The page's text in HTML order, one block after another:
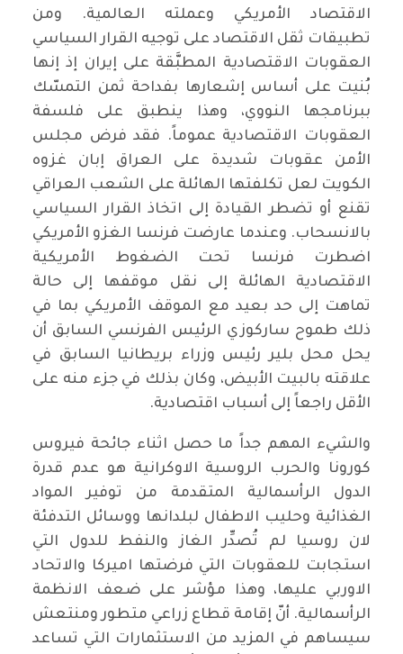
الاقتصاد الأمريكي وعملته العالمية. ومن
تطبيقات ثقل الاقتصاد على توجيه القرار السياسي
العقوبات الاقتصادية المطبَّقة على إيران إذ إنها
بُنيت على أساس إشعارها بفداحة ثمن التمسّك
ببرنامجها النووي، وهذا ينطبق على فلسفة
العقوبات الاقتصادية عموماً. فقد فرض مجلس
الأمن عقوبات شديدة على العراق إبان غزوه
الكويت لعل تكلفتها الهائلة على الشعب العراقي
تقنع أو تضطر القيادة إلى اتخاذ القرار السياسي
بالانسحاب. وعندما عارضت فرنسا الغزو الأمريكي
اضطرت فرنسا تحت الضغوط الأمريكية
الاقتصادية الهائلة إلى نقل موقفها إلى حالة
تماهت إلى حد بعيد مع الموقف الأمريكي بما في
ذلك طموح ساركوزي الرئيس الفرنسي السابق أن
يحل محل بلير رئيس وزراء بريطانيا السابق في
علاقته بالبيت الأبيض، وكان بذلك في جزء منه على
الأقل راجعاً إلى أسباب اقتصادية.
والشيء المهم جداً ما حصل اثناء جائحة فيروس
كورونا والحرب الروسية الاوكرانية هو عدم قدرة
الدول الرأسمالية المتقدمة من توفير المواد
الغذائية وحليب الاطفال لبلدانها ووسائل التدفئة
لان روسيا لم تُصدِّر الغاز والنفط للدول التي
استجابت للعقوبات التي فرضتها اميركا والاتحاد
الاوربي عليها، وهذا مؤشر على ضعف الانظمة
الرأسمالية. أنّ إقامة قطاع زراعي متطور ومنتعش
سيساهم في المزيد من الاستثمارات التي تساعد